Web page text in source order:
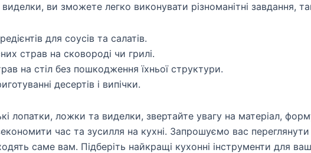
ви зможете легко виконувати різноманітні завдання,
для соусів та салатів.
страв на сковороді чи грилі.
на стіл без пошкодження їхньої структури.
десертів і випічки.
лопатки, ложки та виделки, звертайте увагу на матеріал,
час та зусилля на кухні. Запрошуємо вас переглянути
саме вам. Підберіть найкращі кухонні інструменти для